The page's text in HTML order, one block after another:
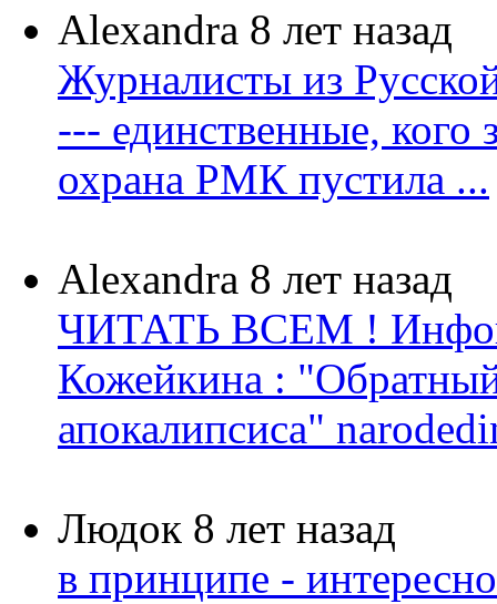
Alexandra 8 лет назад
Журналисты из
--- единственные, кого
охрана РМК пустила ...
Alexandra 8 лет назад
ЧИТАТЬ ВСЕМ !
Кожейкина : "Обратный
апокалипсиса"
Людок 8 лет назад
в принципе -